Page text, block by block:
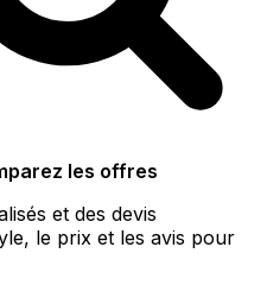
les offres
et des devis
le prix et les avis pour